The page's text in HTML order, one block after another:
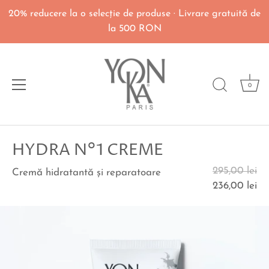
continut
20% reducere la o selecţie de produse · Livrare gratuită de
la 500 RON
0
HYDRA N°1 CREME
Cremă hidratantă şi reparatoare
295,00 lei
236,00 lei